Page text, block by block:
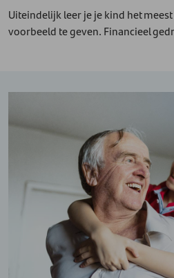
Uiteindelijk leer je je kind het
voorbeeld te geven. Financieel